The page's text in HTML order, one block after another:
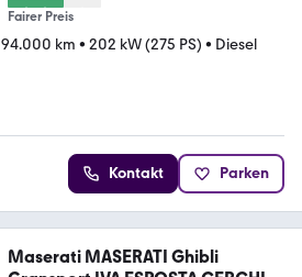
Fairer Preis
94.000 km • 202 kW (275 PS) • Diesel
Kontakt Parken
Maserati MASERATI Ghibli